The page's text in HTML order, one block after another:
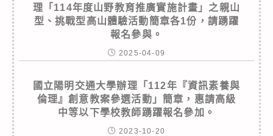
理「114年度山野教育推廣實施計畫」之親山
型、挑戰型高山體驗活動簡章各1份，請踴躍
報名參與。
2025-04-09
國立陽明交通大學辦理「112年『資訊素養與
倫理』創意教案參選活動」簡章，惠請高級
中等以下學校教師踴躍報名參加。
2023-10-20